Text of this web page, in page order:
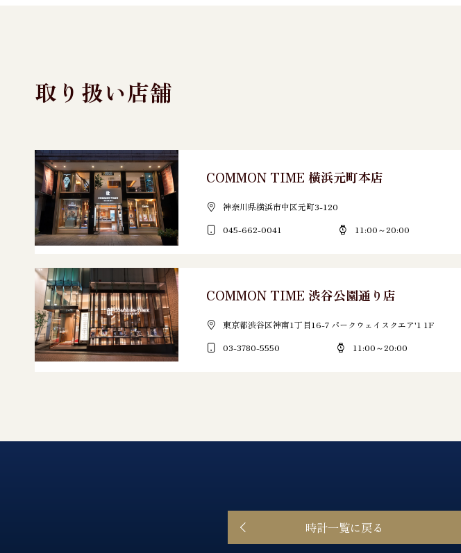
取り扱い店舗
COMMON TIME 横浜元町本店
神奈川県横浜市中区元町3-120
045-662-0041
11:00～20:00
COMMON TIME 渋谷公園通り店
東京都渋谷区神南1丁目16-7 パークウェイスクエア'1 1F
03-3780-5550
11:00～20:00
時計一覧に戻る